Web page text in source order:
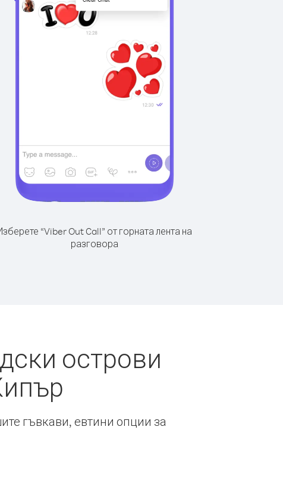
“Viber Out Call” от горната лента на
разговора
острови
гъвкави, евтини опции за